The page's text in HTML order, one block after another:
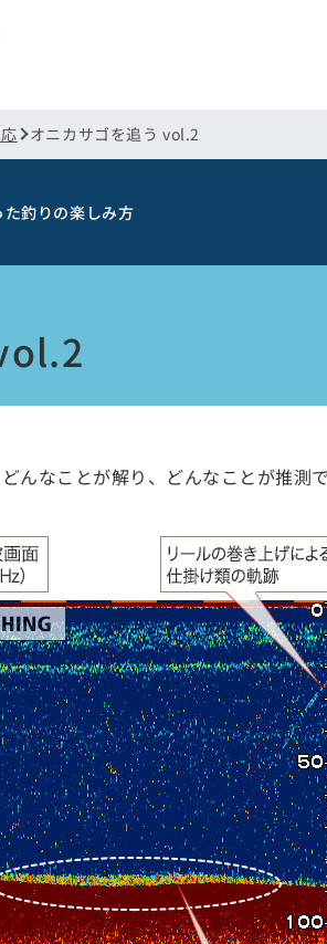
オニカサゴを追う vol.2
釣りの楽しみ方
んなことが解り、どんなことが推測